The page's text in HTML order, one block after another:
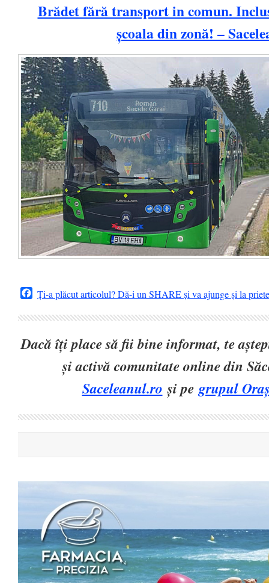
Brădet fără transport in comun.
școala din zonă! –
Facebook
Ți-a plăcut articolul? Dă-i un SHARE și va ajunge și la
Dacă îți place să fii bine informat, te
și activă comunitate online din
Saceleanul.ro și pegrupul